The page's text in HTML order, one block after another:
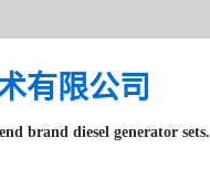
有限公司
brand diesel generator sets.